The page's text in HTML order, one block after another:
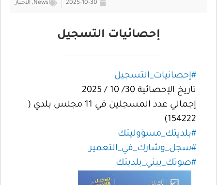
2025-10-30
News
, الأخبار
إحصائيات التسجيل
#إحصائيات_التسجيل
تاريخ الإحصائية 30/ 10 / 2025
إجمالي عدد المسجلين في 11 مجلس بلدي (
154222)
#بلديتك_مسؤوليتك
#سجل_وشارك_في_التعمير
#صوتك_يبني_بلديتك